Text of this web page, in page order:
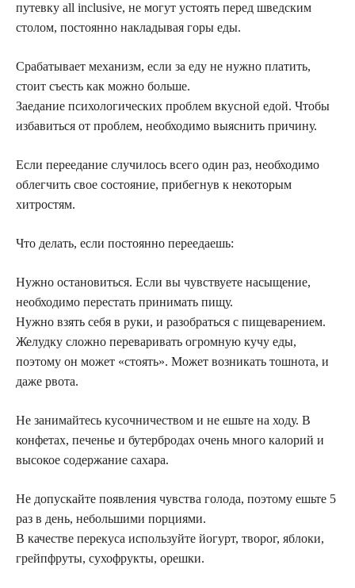
путевку all inclusive, не могут устоять перед шведским
столом, постоянно накладывая горы еды.
Срабатывает механизм, если за еду не нужно платить,
стоит съесть как можно больше.
Заедание психологических проблем вкусной едой. Чтобы
избавиться от проблем, необходимо выяснить причину.
Если переедание случилось всего один раз, необходимо
облегчить свое состояние, прибегнув к некоторым
хитростям.
Что делать, если постоянно переедаешь:
Нужно остановиться. Если вы чувствуете насыщение,
необходимо перестать принимать пищу.
Нужно взять себя в руки, и разобраться с пищеварением.
Желудку сложно переваривать огромную кучу еды,
поэтому он может «стоять». Может возникать тошнота, и
даже рвота.
Не занимайтесь кусочничеством и не ешьте на ходу. В
конфетах, печенье и бутербродах очень много калорий и
высокое содержание сахара.
Не допускайте появления чувства голода, поэтому ешьте 5
раз в день, небольшими порциями.
В качестве перекуса используйте йогурт, творог, яблоки,
грейпфруты, сухофрукты, орешки.